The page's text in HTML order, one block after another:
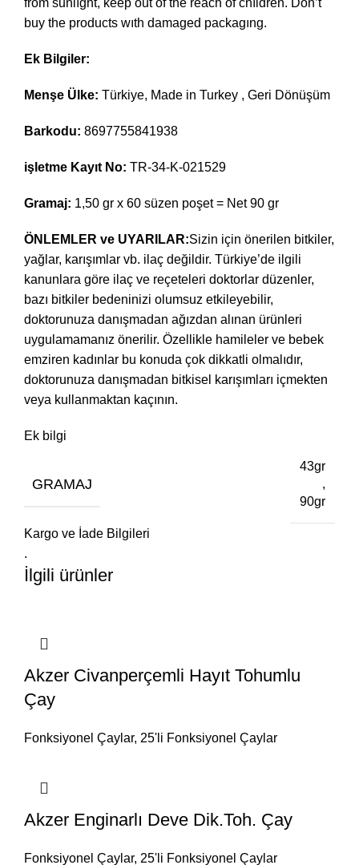
from sunlıght, keep out of the reach of chıldren. Don’t
buy the products wıth damaged packagıng.
Ek Bilgiler:
Menşe Ülke: Türkiye, Made in Turkey , Geri Dönüşüm
Barkodu: 8697755841938
işletme Kayıt No: TR-34-K-021529
Gramaj: 1,50 gr x 60 süzen poşet = Net 90 gr
ÖNLEMLER ve UYARILAR:Sizin için önerilen bitkiler,
yağlar, karışımlar vb. ilaç değildir. Türkiye’de ilgili
kanunlara göre ilaç ve reçeteleri doktorlar düzenler,
bazı bitkiler bedeninizi olumsuz etkileyebilir,
doktorunuza danışmadan ağızdan alınan ürünleri
uygulamamanız önerilir. Özellikle hamileler ve bebek
emziren kadınlar bu konuda çok dikkatli olmalıdır,
doktorunuza danışmadan bitkisel karışımları içmekten
veya kullanmaktan kaçının.
Ek bilgi
GRAMAJ
43gr
,
90gr
Kargo ve İade Bilgileri
.
İlgili ürünler
Akzer Civanperçemli Hayıt Tohumlu
Çay
Fonksiyonel Çaylar, 25'li Fonksiyonel Çaylar
Akzer Enginarlı Deve Dik.Toh. Çay
Fonksiyonel Çaylar, 25'li Fonksiyonel Çaylar